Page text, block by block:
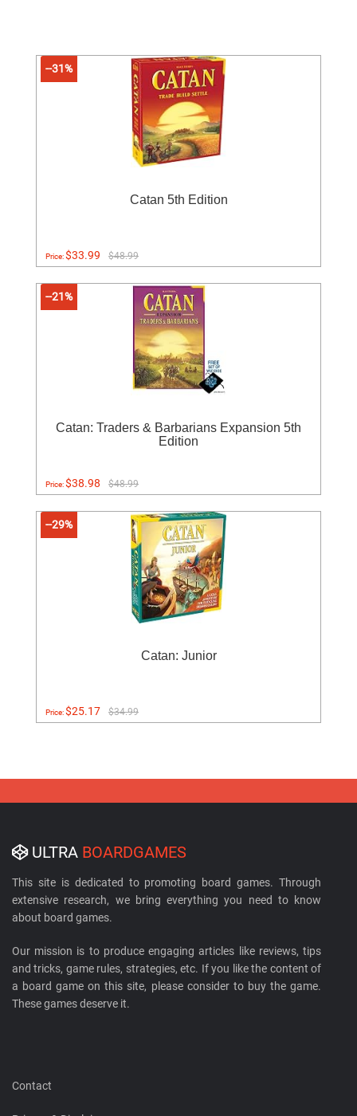
--31%
Catan 5th Edition
Price:$33.99 $48.99
--21%
Catan: Traders & Barbarians Expansion 5th
Edition
Price:$38.98 $48.99
--29%
Catan: Junior
Price:$25.17 $34.99
ULTRA BOARDGAMES
This site is dedicated to promoting board games. Through
extensive research, we bring everything you need to know
about board games.
Our mission is to produce engaging articles like reviews, tips
and tricks, game rules, strategies, etc. If you like the content of
a board game on this site, please consider to buy the game.
These games deserve it.
Contact